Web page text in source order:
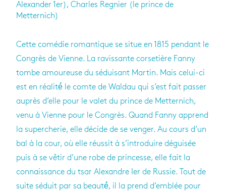
Alexander 1er), Charles Regnier (le prince de
Metternich)
Cette comédie romantique se situe en 1815 pendant le
Congrès de Vienne. La ravissante corsetière Fanny
tombe amoureuse du séduisant Martin. Mais celui-ci
est en réalité́ le comte de Waldau qui s’est fait passer
auprès d’elle pour le valet du prince de Metternich,
venu à Vienne pour le Congrès. Quand Fanny apprend
la supercherie, elle décide de se venger. Au cours d’un
bal à la cour, où elle réussit à s’introduire déguisée
puis à se vêtir d’une robe de princesse, elle fait la
connaissance du tsar Alexandre Ier de Russie. Tout de
suite séduit par sa beauté́, il la prend d’emblée pour